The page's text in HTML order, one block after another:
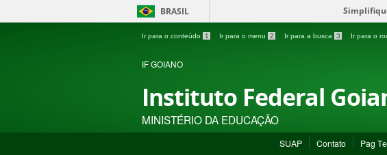
BRASIL
Ir para o conteúdo 1 Ir para o menu 2 Ir para a busca 3 Ir para o
IF GOIANO
Instituto Federal
MINISTÉRIO DA EDUCAÇÃO
SUAP Contato Pag